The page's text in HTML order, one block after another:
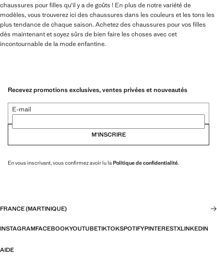
chaussures pour filles qu'il y a de goûts ! En plus de notre variété de
modèles, vous trouverez ici des chaussures dans les couleurs et les tons les
plus tendance de chaque saison. Achetez des chaussures pour vos filles
dès maintenant et soyez sûrs de bien faire les choses avec cet
incontournable de la mode enfantine.
Recevez promotions exclusives, ventes privées et nouveautés
E-mail
M’INSCRIRE
En vous inscrivant, vous confirmez avoir lu la Politique de confidentialité.
FRANCE (MARTINIQUE)
INSTAGRAMFACEBOOKYOUTUBETIKTOKSPOTIFYPINTERESTXLINKEDIN
AIDE